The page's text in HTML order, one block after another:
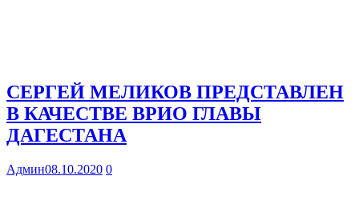
СЕРГЕЙ МЕЛИКОВ ПРЕДСТАВЛЕН
В КАЧЕСТВЕ ВРИО ГЛАВЫ
ДАГЕСТАНА
Админ08.10.2020 0